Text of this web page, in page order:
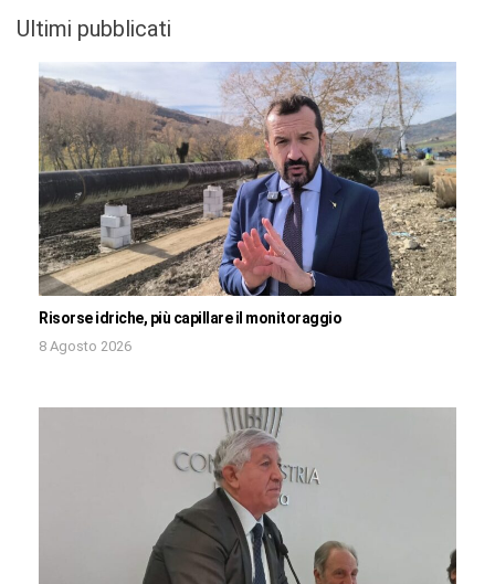
Ultimi pubblicati
Risorse idriche, più capillare il monitoraggio
8 Agosto 2026